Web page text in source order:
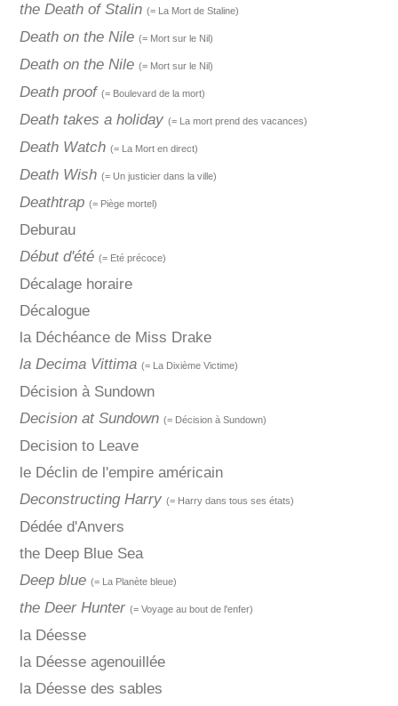
the Death of Stalin (= La Mort de Staline)
Death on the Nile (= Mort sur le Nil)
Death on the Nile (= Mort sur le Nil)
Death proof (= Boulevard de la mort)
Death takes a holiday (= La mort prend des vacances)
Death Watch (= La Mort en direct)
Death Wish (= Un justicier dans la ville)
Deathtrap (= Piège mortel)
Deburau
Début d'été (= Eté précoce)
Décalage horaire
Décalogue
la Déchéance de Miss Drake
la Decima Vittima (= La Dixième Victime)
Décision à Sundown
Decision at Sundown (= Décision à Sundown)
Decision to Leave
le Déclin de l'empire américain
Deconstructing Harry (= Harry dans tous ses états)
Dédée d'Anvers
the Deep Blue Sea
Deep blue (= La Planète bleue)
the Deer Hunter (= Voyage au bout de l'enfer)
la Déesse
la Déesse agenouillée
la Déesse des sables